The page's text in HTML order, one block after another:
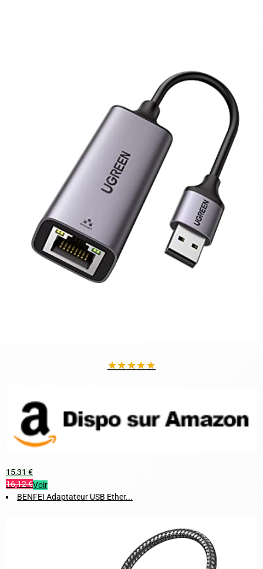
★★★★★
15,31 €
16,12 €Voir
BENFEI Adaptateur USB Ether...